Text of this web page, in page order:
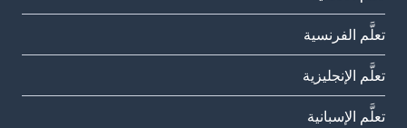
تعلَّم الفرنسية
تعلَّم الإنجليزية
تعلَّم الإسبانية